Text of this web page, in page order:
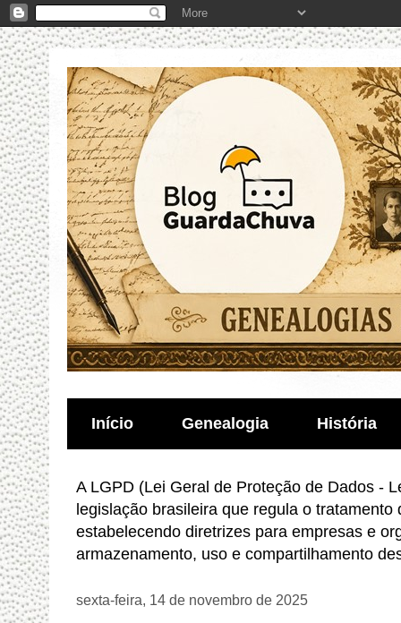
Início Genealogia História
A LGPD (Lei Geral de Proteção de Dados -
legislação brasileira que regula o tratamento
estabelecendo diretrizes para empresas e
armazenamento, uso e compartilhamento
sexta-feira, 14 de novembro de 2025